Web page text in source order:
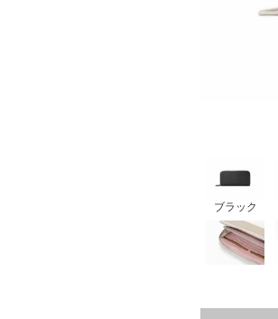
ブラック